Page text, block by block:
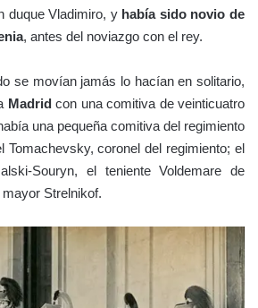
duque Vladimiro, y había sido novio de
, antes del noviazgo con el rey.
se movían jamás lo hacían en solitario,
Madrid con una comitiva de veinticuatro
una pequeña comitiva del regimiento
Tomachevsky, coronel del regimiento; el
Souryn, el teniente Voldemare de
Strelnikof.